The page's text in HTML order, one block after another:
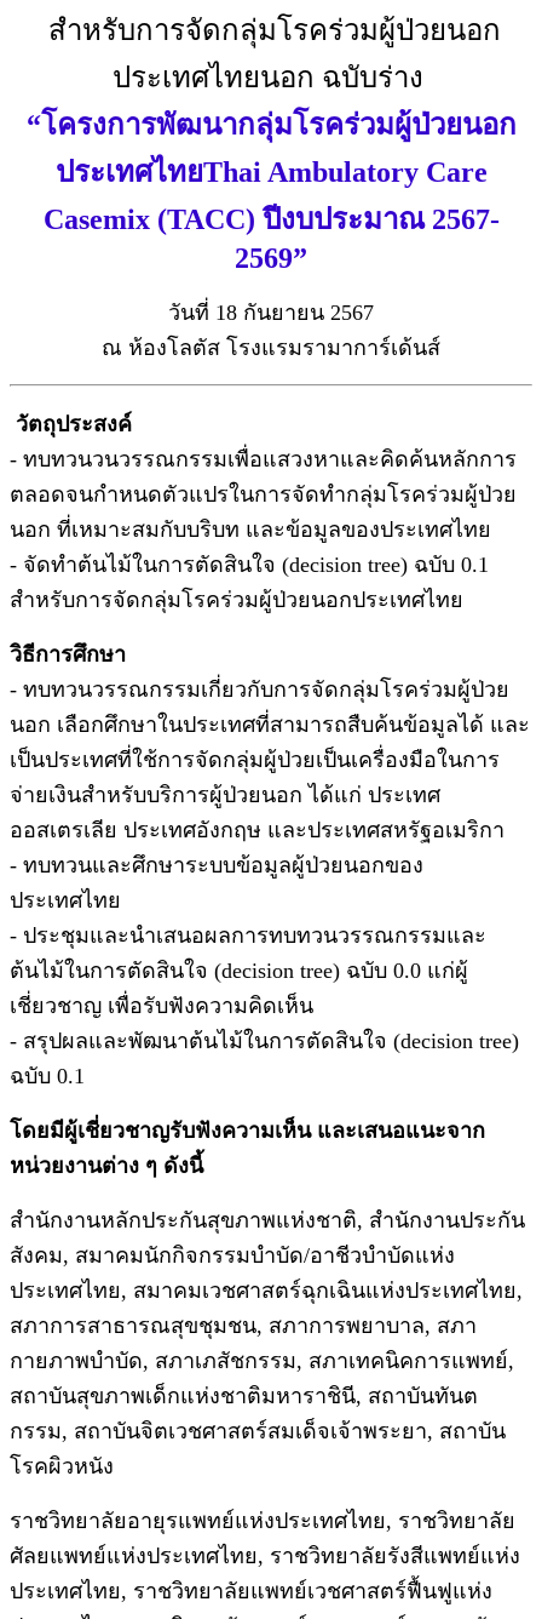
สำหรับการจัดกลุ่มโรคร่วมผู้ป่วยนอก
ประเทศไทยนอก ฉบับร่าง
“โครงการพัฒนากลุ่มโรคร่วมผู้ป่วยนอก
ประเทศไทยThai Ambulatory Care
Casemix (TACC) ปีงบประมาณ 2567-
2569”
วันที่ 18 กันยายน 2567
ณ ห้องโลตัส โรงแรมรามาการ์เด้นส์
วัตถุประสงค์
- ทบทวนวนวรรณกรรมเพื่อแสวงหาและคิดค้นหลักการ
ตลอดจนกำหนดตัวแปรในการจัดทำกลุ่มโรคร่วมผู้ป่วย
นอก ที่เหมาะสมกับบริบท และข้อมูลของประเทศไทย
- จัดทำต้นไม้ในการตัดสินใจ (decision tree) ฉบับ 0.1
สำหรับการจัดกลุ่มโรคร่วมผู้ป่วยนอกประเทศไทย
วิธีการศึกษา
- ทบทวนวรรณกรรมเกี่ยวกับการจัดกลุ่มโรคร่วมผู้ป่วย
นอก เลือกศึกษาในประเทศที่สามารถสืบค้นข้อมูลได้ และ
เป็นประเทศที่ใช้การจัดกลุ่มผู้ป่วยเป็นเครื่องมือในการ
จ่ายเงินสำหรับบริการผู้ป่วยนอก ได้แก่ ประเทศ
ออสเตรเลีย ประเทศอังกฤษ และประเทศสหรัฐอเมริกา
- ทบทวนและศึกษาระบบข้อมูลผู้ป่วยนอกของ
ประเทศไทย
- ประชุมและนำเสนอผลการทบทวนวรรณกรรมและ
ต้นไม้ในการตัดสินใจ (decision tree) ฉบับ 0.0 แก่ผู้
เชี่ยวชาญ เพื่อรับฟังความคิดเห็น
- สรุปผลและพัฒนาต้นไม้ในการตัดสินใจ (decision tree)
ฉบับ 0.1
โดยมีผู้เชี่ยวชาญรับฟังความเห็น และเสนอแนะจาก
หน่วยงานต่าง ๆ ดังนี้
สำนักงานหลักประกันสุขภาพแห่งชาติ, สำนักงานประกัน
สังคม, สมาคมนักกิจกรรมบำบัด/อาชีวบำบัดแห่ง
ประเทศไทย, สมาคมเวชศาสตร์ฉุกเฉินแห่งประเทศไทย,
สภาการสาธารณสุขชุมชน, สภาการพยาบาล, สภา
กายภาพบำบัด, สภาเภสัชกรรม, สภาเทคนิคการแพทย์,
สถาบันสุขภาพเด็กแห่งชาติมหาราชินี, สถาบันทันต
กรรม, สถาบันจิตเวชศาสตร์สมเด็จเจ้าพระยา, สถาบัน
โรคผิวหนัง
ราชวิทยาลัยอายุรแพทย์แห่งประเทศไทย, ราชวิทยาลัย
ศัลยแพทย์แห่งประเทศไทย, ราชวิทยาลัยรังสีแพทย์แห่ง
ประเทศไทย, ราชวิทยาลัยแพทย์เวชศาสตร์ฟื้นฟูแห่ง